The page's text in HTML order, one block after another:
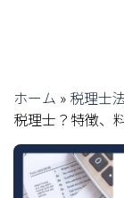
ホーム » 税理士
税理士？特徴、